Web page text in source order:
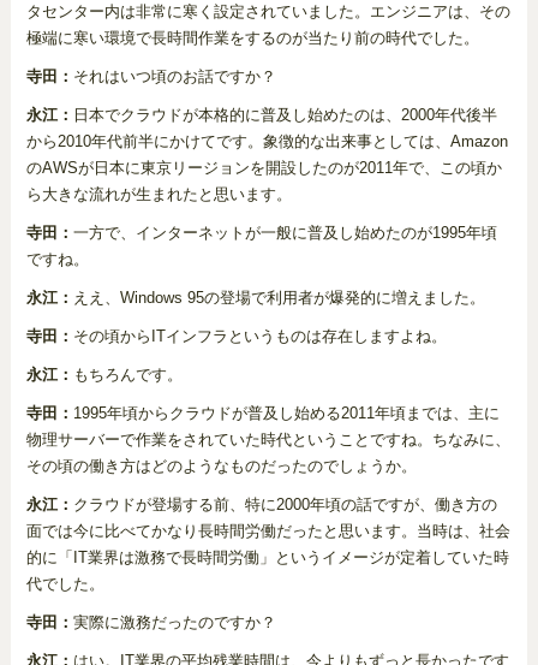
タセンター内は非常に寒く設定されていました。エンジニアは、その
極端に寒い環境で長時間作業をするのが当たり前の時代でした。
寺田： それはいつ頃のお話ですか？
永江： 日本でクラウドが本格的に普及し始めたのは、2000年代後半
から2010年代前半にかけてです。象徴的な出来事としては、Amazon
のAWSが日本に東京リージョンを開設したのが2011年で、この頃か
ら大きな流れが生まれたと思います。
寺田： 一方で、インターネットが一般に普及し始めたのが1995年頃
ですね。
永江： ええ、Windows 95の登場で利用者が爆発的に増えました。
寺田： その頃からITインフラというものは存在しますよね。
永江： もちろんです。
寺田： 1995年頃からクラウドが普及し始める2011年頃までは、主に
物理サーバーで作業をされていた時代ということですね。ちなみに、
その頃の働き方はどのようなものだったのでしょうか。
永江： クラウドが登場する前、特に2000年頃の話ですが、働き方の
面では今に比べてかなり長時間労働だったと思います。当時は、社会
的に「IT業界は激務で長時間労働」というイメージが定着していた時
代でした。
寺田： 実際に激務だったのですか？
永江： はい。IT業界の平均残業時間は、今よりもずっと長かったです